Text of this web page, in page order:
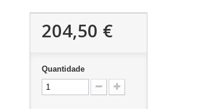
204,50 €
Quantidade